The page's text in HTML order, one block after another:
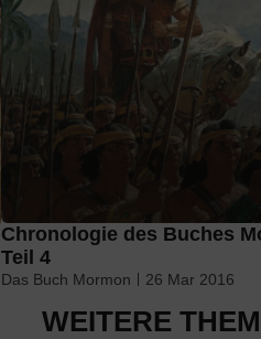
Chronologie des Buches
Teil 4
Das Buch Mormon 26 Mar 2016
WEITERE